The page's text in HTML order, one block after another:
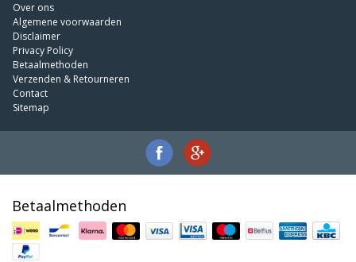
Over ons
Algemene voorwaarden
Disclaimer
Privacy Policy
Betaalmethoden
Verzenden & Retourneren
Contact
Sitemap
Betaalmethoden